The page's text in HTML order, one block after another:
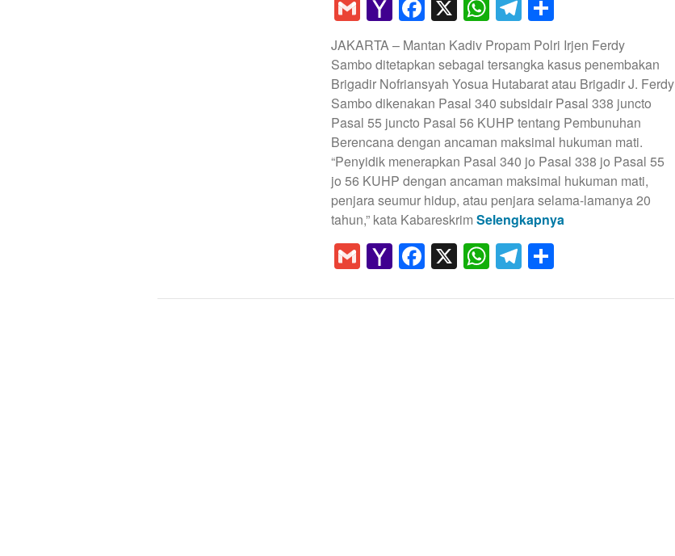
GmailYahoo
Mail
Facebook
X WhatsApp
Telegram
JAKARTA – Mantan Kadiv Propam Polri Irjen Ferdy
Sambo ditetapkan sebagai tersangka kasus penembakan
Brigadir Nofriansyah Yosua Hutabarat atau Brigadir J. Ferdy
Sambo dikenakan Pasal 340 subsidair Pasal 338 juncto
Pasal 55 juncto Pasal 56 KUHP tentang Pembunuhan
Berencana dengan ancaman maksimal hukuman mati.
“Penyidik menerapkan Pasal 340 jo Pasal 338 jo Pasal 55
jo 56 KUHP dengan ancaman maksimal hukuman mati,
penjara seumur hidup, atau penjara selama-lamanya 20
tahun,” kata Kabareskrim Selengkapnya
GmailYahoo
Mail
Facebook
X WhatsApp
Telegram